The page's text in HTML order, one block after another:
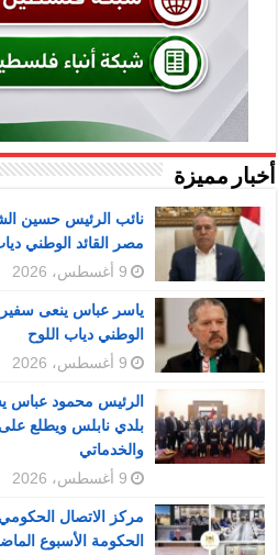
أخبار مميزة
نائب الرئيس حسين
مصر القائد الوطني
9 أغسطس، 2026
ياسر عباس ينعى
الوطني دياب اللوح
9 أغسطس، 2026
الرئيس محمود عباس
بلدي نابلس ويطلع
والخدماتي
9 أغسطس، 2026
مركز الاتصال
الحكومة الأسبوع